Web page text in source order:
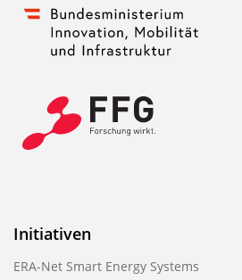
Initiativen
ERA-Net Smart Energy Systems